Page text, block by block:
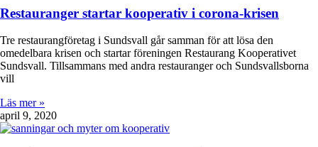
Restauranger startar kooperativ i corona-krisen
Tre restaurangföretag i Sundsvall går samman för att lösa den
omedelbara krisen och startar föreningen Restaurang Kooperativet
Sundsvall. Tillsammans med andra restauranger och Sundsvallsborna
vill
Läs mer »
april 9, 2020